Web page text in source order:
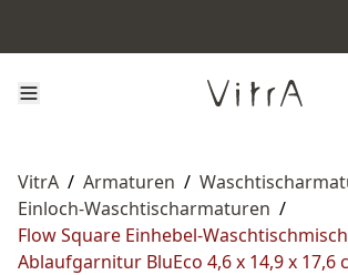
VitrA / Armaturen /
Einloch-Waschtischarmaturen /
Flow Square Einhebel-
Ablaufgarnitur BluEco 4,6 x 14,9 x 17,6